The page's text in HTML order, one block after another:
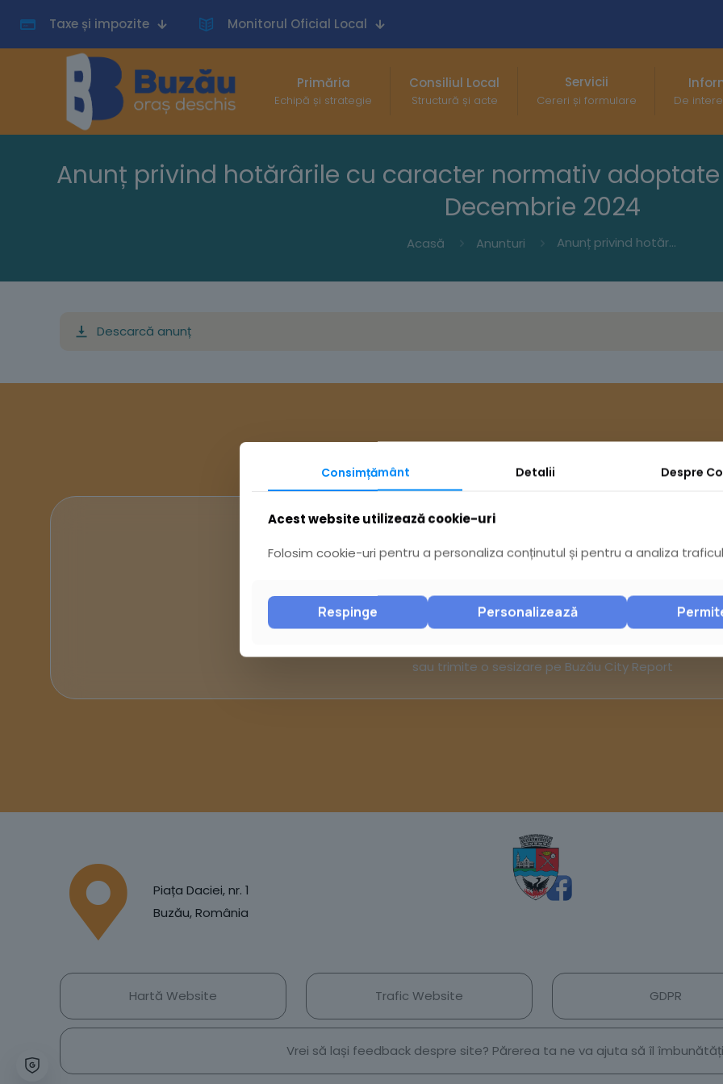
Taxe și impozite Monitorul Oficial Local
Primăria
Echipă și strategie
Consiliul Local
Structură și acte
Servicii
Cereri și formulare De
Anunț privind hotărârile cu caracter normativ
Decembrie 2024
Acasă Anunturi Anunț privind hotărârile cu caracter normativ adoptate în ședința ordinară din 19 Decembrie 2024
Descarcă anunț
Ai întrebări?
Pagina Contact
sau trimite o sesizare pe Buzău City Report
Piața Daciei, nr. 1
Buzău, România
Hartă Website Trafic Website GDPR
Vrei să lași feedback despre site? Părerea ta ne va ajuta să îl
Consimțământ Detalii Despre
Acest website utilizează cookie-uri
Folosim cookie-uri pentru a personaliza conținutul și pentru a analiza
Respinge Personalizează